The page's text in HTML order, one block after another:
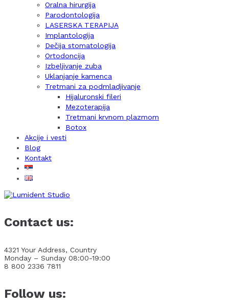
Oralna hirurgija
Parodontologija
LASERSKA TERAPIJA
Implantologija
Dečija stomatologija
Ortodoncija
Izbeljivanje zuba
Uklanjanje kamenca
Tretmani za podmladjivanje
Hijaluronski fileri
Mezoterapija
Tretmani krvnom plazmom
Botox
Akcije i vesti
Blog
Kontakt
Contact us:
4321 Your Address, Country
Monday – Sunday 08:00-19:00
8 800 2336 7811
Follow us: